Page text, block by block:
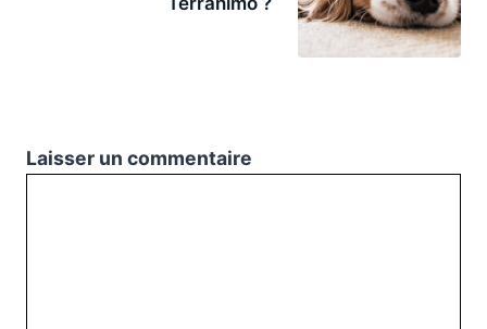
Laisser un commentaire